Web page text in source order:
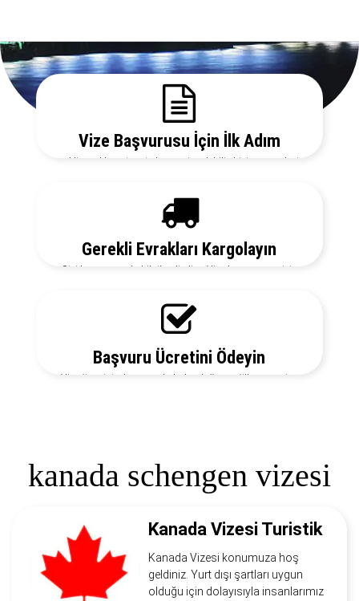
Vize Başvurusu İçin İlk Adım
Gerekli evrakları sitemizden temin edebilir, bizi arayarak vize
Gerekli Evrakları Kargolayın
Sizi her aşamada bilgilendirelim. Vize başvurunuz için
Başvuru Ücretini Ödeyin
Vize ücretiniz, başvuruda bulunduğunuz ülkeye ve vize
kanada schengen vizesi
Kanada Vizesi Turistik
Kanada Vizesi konumuza hoş
geldiniz. Yurt dışı şartları uygun
olduğu için dolayısıyla insanlarımız